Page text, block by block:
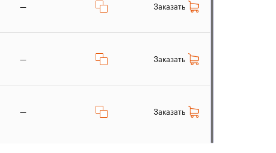
— Заказать
— Заказать
— Заказать